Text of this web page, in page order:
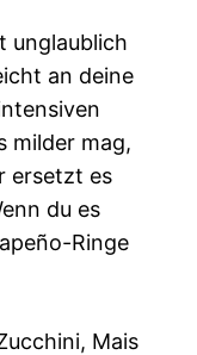
unglaublich
an deine
milder mag,
ersetzt es
du es
Ringe
Mais